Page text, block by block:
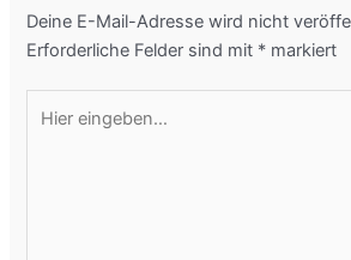
Deine E-Mail-Adresse wird nicht
Erforderliche Felder sind mit * markiert
eingeben…